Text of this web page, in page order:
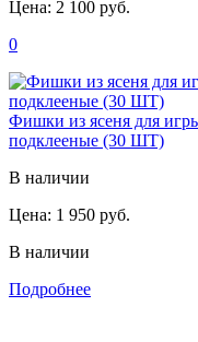
Цена: 2 100 руб.
0
Фишки из ясеня для
подклееные (30 ШТ)
В наличии
Цена: 1 950 руб.
В наличии
Подробнее